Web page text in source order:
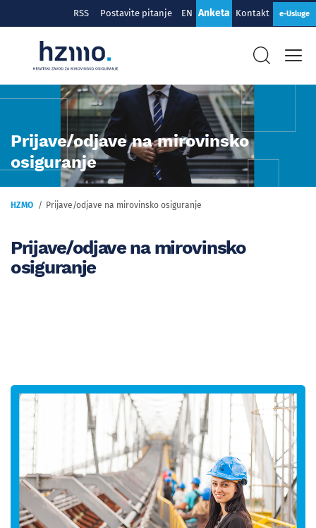
RSS Postavite pitanje EN Anketa Kontakt e-Usluge
Prijave/odjave na mirovinsko
osiguranje
HZMO Prijave/odjave na mirovinsko osiguranje
Prijave/odjave na mirovinsko
osiguranje